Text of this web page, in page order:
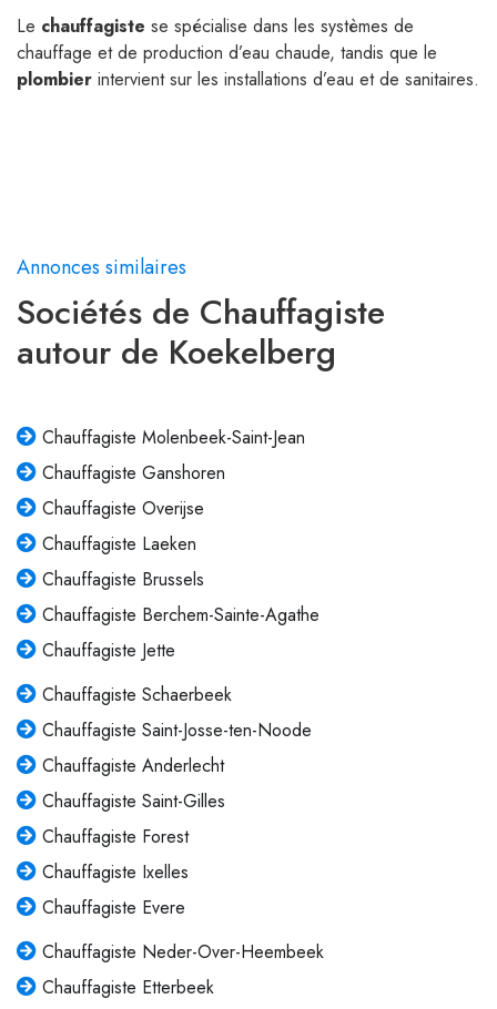
Le chauffagiste se spécialise dans les systèmes de
chauffage et de production d’eau chaude, tandis que le
plombier intervient sur les installations d’eau et de sanitaires.
Annonces similaires
Sociétés de Chauffagiste
autour de Koekelberg
Chauffagiste Molenbeek-Saint-Jean
Chauffagiste Ganshoren
Chauffagiste Overijse
Chauffagiste Laeken
Chauffagiste Brussels
Chauffagiste Berchem-Sainte-Agathe
Chauffagiste Jette
Chauffagiste Schaerbeek
Chauffagiste Saint-Josse-ten-Noode
Chauffagiste Anderlecht
Chauffagiste Saint-Gilles
Chauffagiste Forest
Chauffagiste Ixelles
Chauffagiste Evere
Chauffagiste Neder-Over-Heembeek
Chauffagiste Etterbeek